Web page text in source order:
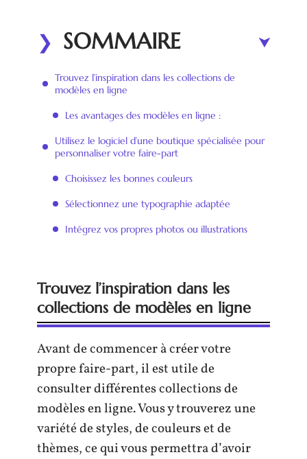
SOMMAIRE
Trouvez l’inspiration dans les collections de
modèles en ligne
Les avantages des modèles en ligne :
Utilisez le logiciel d’une boutique spécialisée pour
personnaliser votre faire-part
Choisissez les bonnes couleurs
Sélectionnez une typographie adaptée
Intégrez vos propres photos ou illustrations
Trouvez l’inspiration dans les
collections de modèles en ligne
Avant de commencer à créer votre
propre faire-part, il est utile de
consulter différentes collections de
modèles en ligne. Vous y trouverez une
variété de styles, de couleurs et de
thèmes, ce qui vous permettra d’avoir